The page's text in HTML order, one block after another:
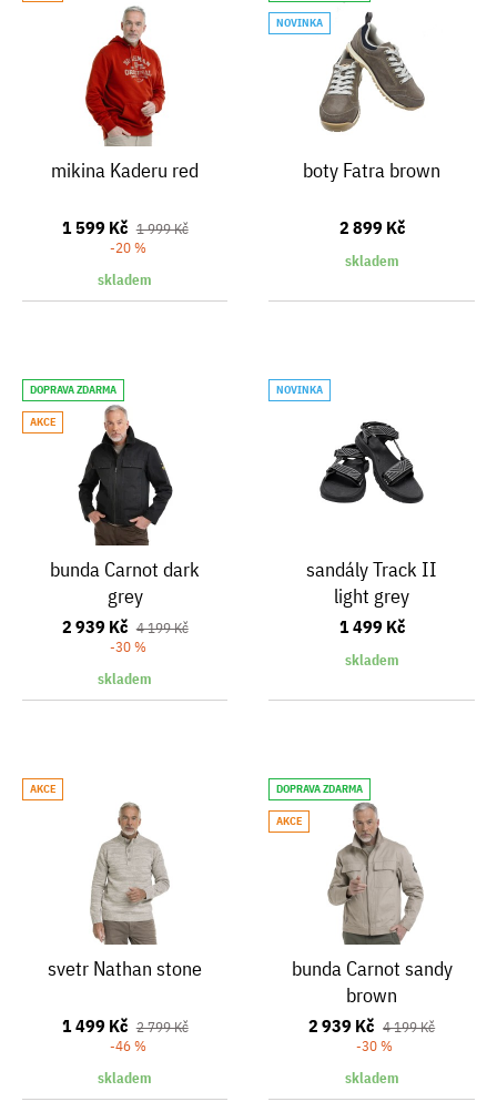
mikina Kaderu red
1 599 Kč 1 999 Kč
-20 %
skladem
NOVINKA
boty Fatra brown
2 899 Kč
skladem
DOPRAVA ZDARMA
AKCE
bunda Carnot dark
grey
2 939 Kč 4 199 Kč
-30 %
skladem
NOVINKA
sandály Track II
light grey
1 499 Kč
skladem
AKCE
svetr Nathan stone
1 499 Kč 2 799 Kč
-46 %
skladem
DOPRAVA ZDARMA
AKCE
bunda Carnot sandy
brown
2 939 Kč 4 199 Kč
-30 %
skladem